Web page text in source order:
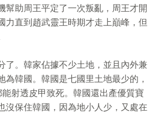
幫助周王平定了一次叛亂，周王才開
力直到趙武靈王時期才走上巔峰，但
了。韓家佔據不少土地，並且內外兼
韓國。韓國是七國里土地最少的，
射透皮甲致死。韓國還出產優質寶
沒保住韓國，因為地小人少，又處在